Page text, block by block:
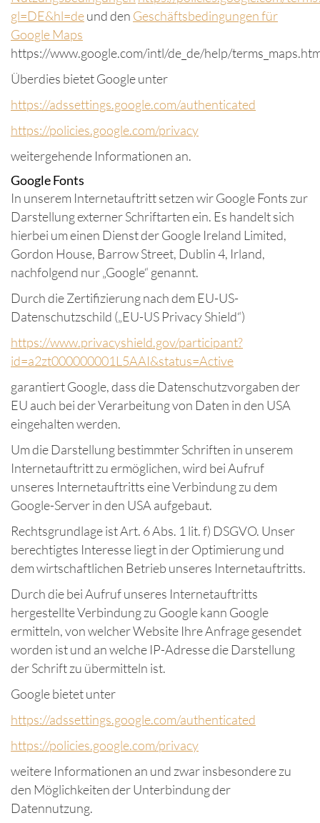
gl=DE&hl=deund den Geschäftsbedingungen für
Google Maps
https://www.google.com/intl/de_de/help/
Überdies bietet Google unter
https://adssettings.google.com/authenticated
https://policies.google.com/privacy
weitergehende Informationen an.
Google Fonts
In unserem Internetauftritt setzen wir Google Fonts zur
Darstellung externer Schriftarten ein. Es handelt sich
hierbei um einen Dienst der Google Ireland Limited,
Gordon House, Barrow Street, Dublin 4, Irland,
nachfolgend nur „Google“ genannt.
Durch die Zertifizierung nach dem EU-US-
Datenschutzschild („EU-US Privacy Shield“)
https://www.privacyshield.gov/participant?
id=a2zt000000001L5AAI&status=Active
garantiert Google, dass die Datenschutzvorgaben der
EU auch bei der Verarbeitung von Daten in den USA
eingehalten werden.
Um die Darstellung bestimmter Schriften in unserem
Internetauftritt zu ermöglichen, wird bei Aufruf
unseres Internetauftritts eine Verbindung zu dem
Google-Server in den USA aufgebaut.
Rechtsgrundlage ist Art. 6 Abs. 1 lit. f) DSGVO. Unser
berechtigtes Interesse liegt in der Optimierung und
dem wirtschaftlichen Betrieb unseres Internetauftritts.
Durch die bei Aufruf unseres Internetauftritts
hergestellte Verbindung zu Google kann Google
ermitteln, von welcher Website Ihre Anfrage gesendet
worden ist und an welche IP-Adresse die Darstellung
der Schrift zu übermitteln ist.
Google bietet unter
https://adssettings.google.com/authenticated
https://policies.google.com/privacy
weitere Informationen an und zwar insbesondere zu
den Möglichkeiten der Unterbindung der
Datennutzung.